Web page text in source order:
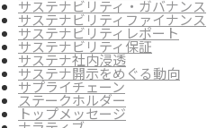
サステナビリティ・ガバナンス
サステナビリティファイナンス
サステナビリティレポート
サステナビリティ保証
サステナ社内浸透
サステナ開示をめぐる動向
サプライチェーン
ステークホルダー
トップメッセージ